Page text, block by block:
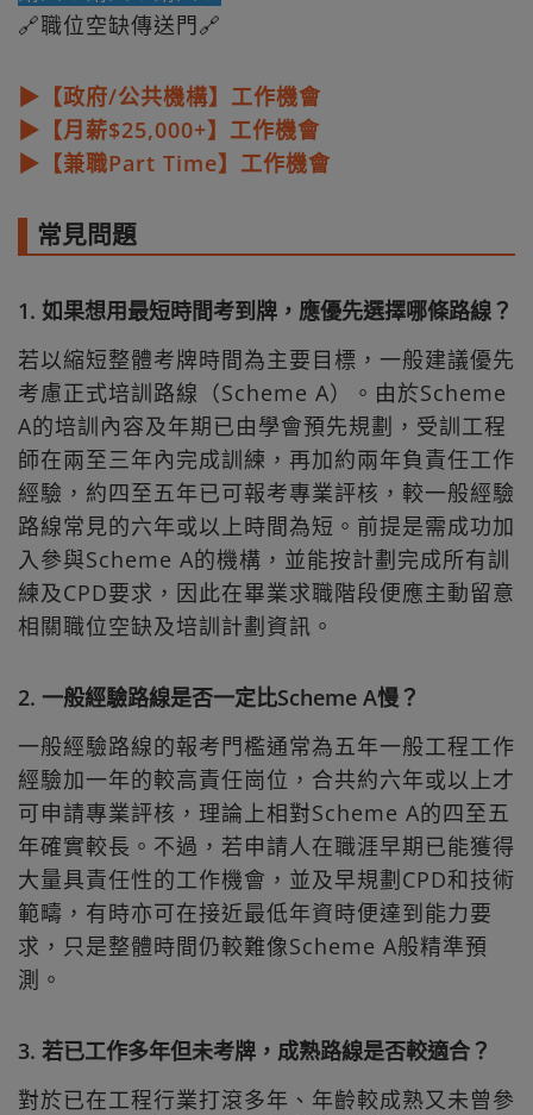
🔗職位空缺傳送門🔗
▶【政府/公共機構】工作機會
▶【月薪$25,000+】工作機會
▶【兼職Part Time】工作機會
常見問題
1. 如果想用最短時間考到牌，應優先選擇哪條路線？
若以縮短整體考牌時間為主要目標，一般建議優先
考慮正式培訓路線（Scheme A）。由於Scheme
A的培訓內容及年期已由學會預先規劃，受訓工程
師在兩至三年內完成訓練，再加約兩年負責任工作
經驗，約四至五年已可報考專業評核，較一般經驗
路線常見的六年或以上時間為短。前提是需成功加
入參與Scheme A的機構，並能按計劃完成所有訓
練及CPD要求，因此在畢業求職階段便應主動留意
相關職位空缺及培訓計劃資訊。
2. 一般經驗路線是否一定比Scheme A慢？
一般經驗路線的報考門檻通常為五年一般工程工作
經驗加一年的較高責任崗位，合共約六年或以上才
可申請專業評核，理論上相對Scheme A的四至五
年確實較長。不過，若申請人在職涯早期已能獲得
大量具責任性的工作機會，並及早規劃CPD和技術
範疇，有時亦可在接近最低年資時便達到能力要
求，只是整體時間仍較難像Scheme A般精準預
測。
3. 若已工作多年但未考牌，成熟路線是否較適合？
對於已在工程行業打滾多年、年齡較成熟又未曾參